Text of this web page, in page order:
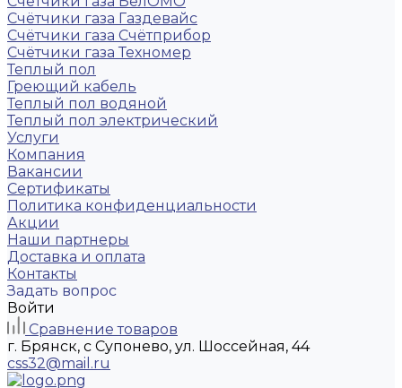
Счётчики газа Газдевайс
Счётчики газа Счётприбор
Счётчики газа Техномер
Теплый пол
Греющий кабель
Теплый пол водяной
Теплый пол электрический
Услуги
Компания
Вакансии
Сертификаты
Политика конфиденциальности
Акции
Наши партнеры
Доставка и оплата
Контакты
Задать вопрос
Войти
Сравнение товаров
г. Брянск, с Супонево, ул. Шоссейная, 44
css32@mail.ru